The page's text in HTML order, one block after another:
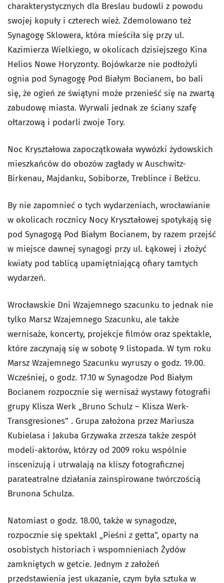
charakterystycznych dla Breslau budowli z powodu
swojej kopuły i czterech wież. Zdemolowano też
Synagogę Sklowera, która mieściła się przy ul.
Kazimierza Wielkiego, w okolicach dzisiejszego Kina
Helios Nowe Horyzonty. Bojówkarze nie podłożyli
ognia pod Synagogę Pod Białym Bocianem, bo bali
się, że ogień ze świątyni może przenieść się na zwartą
zabudowę miasta. Wyrwali jednak ze ściany szafę
ołtarzową i podarli zwoje Tory.
Noc Kryształowa zapoczątkowała wywózki żydowskich
mieszkańców do obozów zagłady w Auschwitz-
Birkenau, Majdanku, Sobiborze, Treblince i Bełżcu.
By nie zapomnieć o tych wydarzeniach, wrocławianie
w okolicach rocznicy Nocy Kryształowej spotykają się
pod Synagogą Pod Białym Bocianem, by razem przejść
w miejsce dawnej synagogi przy ul. Łąkowej i złożyć
kwiaty pod tablicą upamiętniającą ofiary tamtych
wydarzeń.
Wrocławskie Dni Wzajemnego szacunku to jednak nie
tylko Marsz Wzajemnego Szacunku, ale także
wernisaże, koncerty, projekcje filmów oraz spektakle,
które zaczynają się w sobotę 9 listopada. W tym roku
Marsz Wzajemnego Szacunku wyruszy o godz. 19.00.
Wcześniej, o godz. 17.10 w Synagodze Pod Białym
Bocianem rozpocznie się wernisaż wystawy fotografii
grupy Klisza Werk „Bruno Schulz – Klisza Werk-
Transgresiones” . Grupa założona przez Mariusza
Kubielasa i Jakuba Grzywaka zrzesza także zespół
modeli-aktorów, którzy od 2009 roku wspólnie
inscenizują i utrwalają na kliszy fotograficznej
parateatralne działania zainspirowane twórczością
Brunona Schulza.
Natomiast o godz. 18.00, także w synagodze,
rozpocznie się spektakl „Pieśni z getta”, oparty na
osobistych historiach i wspomnieniach Żydów
zamkniętych w getcie. Jednym z założeń
przedstawienia jest ukazanie, czym była sztuka w